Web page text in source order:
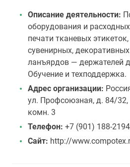
Описание деятельности:
оборудования и
печати тканевых
сувенирных,
ланъярдов — держателей
Обучение и техподдержка.
Адрес организации:
ул. Профсоюзная, д. 84/32,
комн. 3
Телефон: +7 (901) 188-2194
Сайт: http://